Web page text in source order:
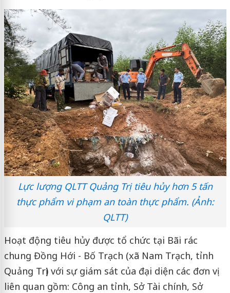
Lực lượng QLTT Quảng Trị tiêu hủy hơn 5 tấn
thực phẩm vi phạm an toàn thực phẩm. (Ảnh:
QLTT)
Hoạt động tiêu hủy được tổ chức tại Bãi rác
chung Đồng Hới - Bố Trạch (xã Nam Trạch, tỉnh
Quảng Trị) với sự giám sát của đại diện các đơn vị
liên quan gồm: Công an tỉnh, Sở Tài chính, Sở